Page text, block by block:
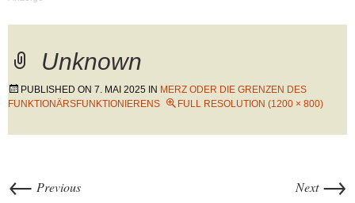
Unknown
PUBLISHED ON 7. MAI 2025 IN MERZ ODER DIE GRENZEN DES
FUNKTIONÄRSFUNKTIONIERENS
FULL RESOLUTION (1200 × 800)
← Previous Next →